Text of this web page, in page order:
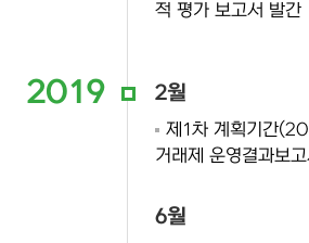
적 평가 보고서 발간
2019 2월
제1차 계획기간
거래제 운영결과보
6월